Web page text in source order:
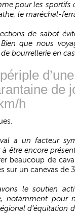
pour les sportifs
le maréchal-
de sabot
Bien que nous
bourrellerie en
d’une
de
h
a un facteur
à être encore
beaucoup de
sur un canevas de
le soutien
notamment pour
d’équitation